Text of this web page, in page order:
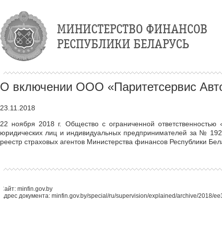
О включении ООО «Паритетсервис
23.11.2018
22 ноября 2018 г. Общество с ограниченной ответственностью
юридических лиц и индивидуальных предпринимателей за №
реестр страховых агентов Министерства финансов Республики
Сайт: minfin.gov.by
Адрес документа: minfin.gov.by/special/ru/supervision/explained/archive/2018/